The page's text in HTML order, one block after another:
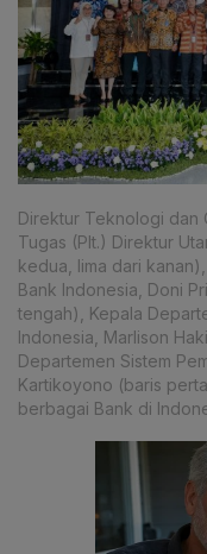
Direktur Teknologi dan
Tugas (Plt.) Direktur
kedua, lima dari
Bank Indonesia, Doni
tengah), Kepala
Indonesia, Marlison
Departemen Sistem
Kartikoyono (baris
berbagai Bank di